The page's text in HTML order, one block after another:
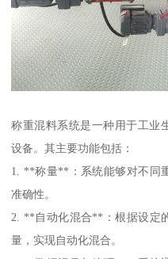
称重混料系统是一种用于工业
设备。其主要功能包括：
1. **称量**：系统能够对不同
准确性。
2. **自动化混合**：根据设定
量，实现自动化混合。